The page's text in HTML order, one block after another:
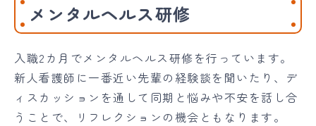
メンタルヘルス研修
入職2カ月でメンタルヘルス研修を行っています。
新人看護師に一番近い先輩の経験談を聞いたり、デ
ィスカッションを通して同期と悩みや不安を話し合
うことで、リフレクションの機会ともなります。